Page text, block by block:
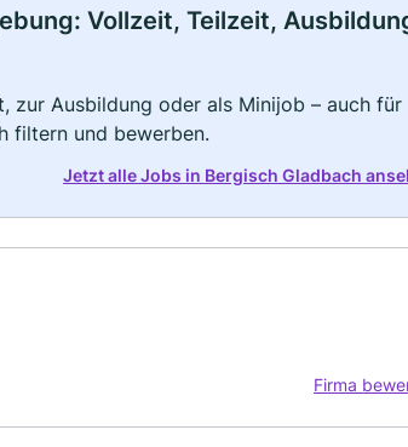
Vollzeit, Teilzeit,
zur Ausbildung oder als Minijob – auch für
filtern und bewerben.
Jetzt alle Jobs in Bergisch Gladbach
Firma